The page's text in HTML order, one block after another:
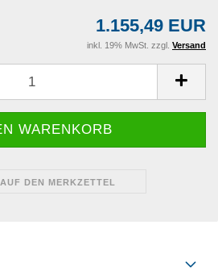
1.155,49 EUR
inkl. 19% MwSt. zzgl. Versand
AUF DEN MERKZETTEL